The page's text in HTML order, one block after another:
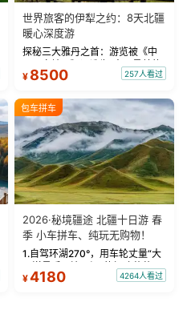
世界旅客的伊犁之约：8天北疆
暖心深度游
探秘三大雅丹之首：游览被《中
国国家地理》评选为“中国最美的
三大雅丹”第一名的克拉玛依魔鬼
瓦人最大村落——禾木村，欣赏
晨雾与小木...
¥ 8500 257人看过
包车拼车
2026·秘境疆途 北疆十日游 春
季 小车拼车、纯玩无购物！
1.自驾环湖270°，用车轮丈量“大
西洋最后一滴眼泪”的极致蔚蓝，
让雪山、花海与深邃湖水在转弯
¥4180 4264人看过